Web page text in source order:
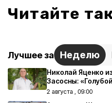
Читайте
Лучшее за Неделю
Николай Яценко
Засосны:
2 августа , 09:00